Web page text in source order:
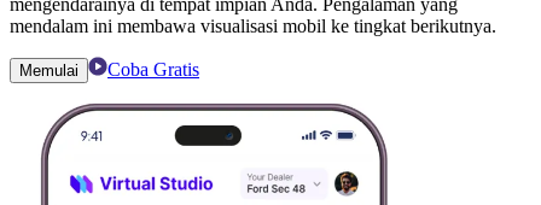
mengendarainya di tempat impian Anda. Pengalaman yang
mendalam ini membawa visualisasi mobil ke tingkat berikutnya.
Memulai Coba Gratis